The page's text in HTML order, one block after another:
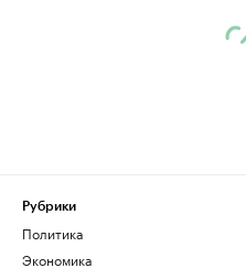
Рубрики
Политика
Экономика